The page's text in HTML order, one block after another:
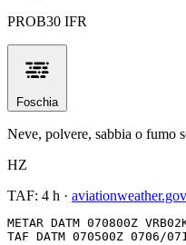
PROB30 IFR
Foschia
Neve, polvere, sabbia o fumo
HZ
TAF: 4 h · aviationweather.gov
METAR DATM 070800Z
TAF DATM 070500Z 0706/